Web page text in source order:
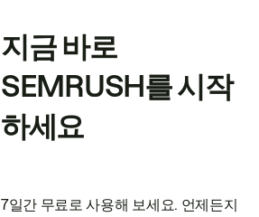
지금 바로
SEMRUSH를 시작
하세요
7일간 무료로 사용해 보세요. 언제든지